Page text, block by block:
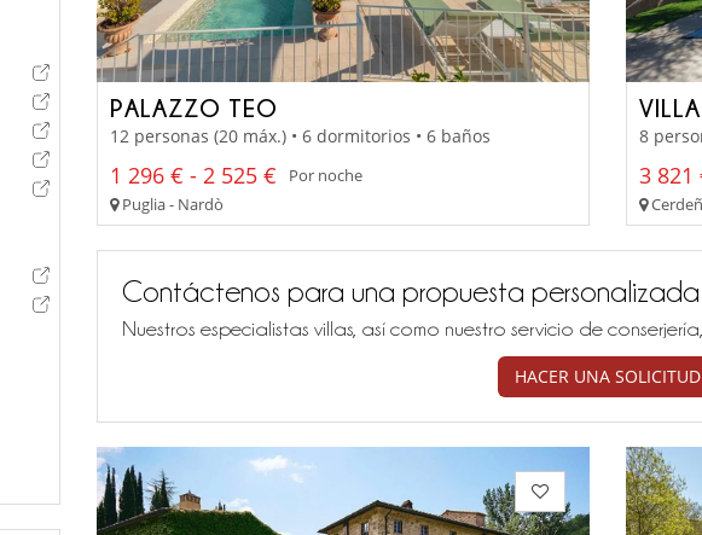
PALAZZO TEO
12 personas (20 máx.) • 6 dormitorios • 6 baños
1 296 € - 2 525 €
Por noche
Puglia - Nardò
8
3 821
Contáctenos para una propuesta personalizada
Nuestros especialistas villas, así como nuestro servicio de
HACER UNA SOLICITUD